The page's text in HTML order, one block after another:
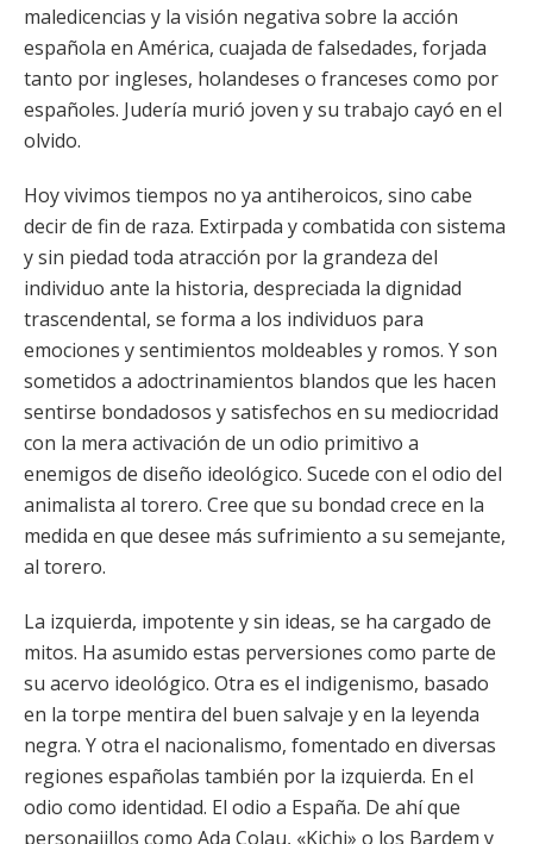
maledicencias y la visión negativa sobre la acción
española en América, cuajada de falsedades, forjada
tanto por ingleses, holandeses o franceses como por
españoles. Judería murió joven y su trabajo cayó en el
olvido.
Hoy vivimos tiempos no ya antiheroicos, sino cabe
decir de fin de raza. Extirpada y combatida con sistema
y sin piedad toda atracción por la grandeza del
individuo ante la historia, despreciada la dignidad
trascendental, se forma a los individuos para
emociones y sentimientos moldeables y romos. Y son
sometidos a adoctrinamientos blandos que les hacen
sentirse bondadosos y satisfechos en su mediocridad
con la mera activación de un odio primitivo a
enemigos de diseño ideológico. Sucede con el odio del
animalista al torero. Cree que su bondad crece en la
medida en que desee más sufrimiento a su semejante,
al torero.
La izquierda, impotente y sin ideas, se ha cargado de
mitos. Ha asumido estas perversiones como parte de
su acervo ideológico. Otra es el indigenismo, basado
en la torpe mentira del buen salvaje y en la leyenda
negra. Y otra el nacionalismo, fomentado en diversas
regiones españolas también por la izquierda. En el
odio como identidad. El odio a España. De ahí que
personajillos como Ada Colau, «Kichi» o los Bardem y